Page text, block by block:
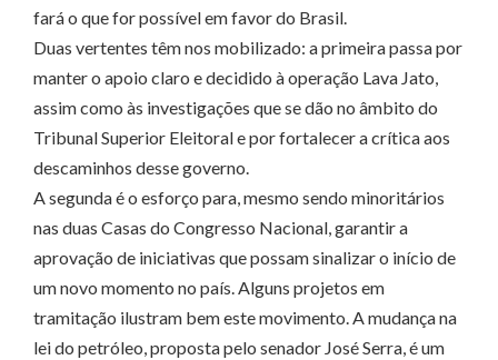
fará o que for possível em favor do Brasil.
Duas vertentes têm nos mobilizado: a primeira passa por
manter o apoio claro e decidido à operação Lava Jato,
assim como às investigações que se dão no âmbito do
Tribunal Superior Eleitoral e por fortalecer a crítica aos
descaminhos desse governo.
A segunda é o esforço para, mesmo sendo minoritários
nas duas Casas do Congresso Nacional, garantir a
aprovação de iniciativas que possam sinalizar o início de
um novo momento no país. Alguns projetos em
tramitação ilustram bem este movimento. A mudança na
lei do petróleo, proposta pelo senador José Serra, é um